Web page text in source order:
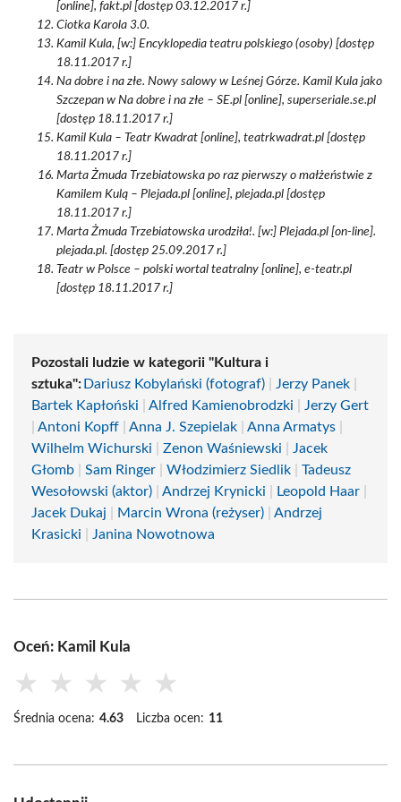
[online], fakt.pl [dostęp 03.12.2017 r.]
Ciotka Karola 3.0.
Kamil Kula, [w:] Encyklopedia teatru polskiego (osoby) [dostęp
18.11.2017 r.]
Na dobre i na złe. Nowy salowy w Leśnej Górze. Kamil Kula jako
Szczepan w Na dobre i na złe – SE.pl [online], superseriale.se.pl
[dostęp 18.11.2017 r.]
Kamil Kula – Teatr Kwadrat [online], teatrkwadrat.pl [dostęp
18.11.2017 r.]
Marta Żmuda Trzebiatowska po raz pierwszy o małżeństwie z
Kamilem Kulą – Plejada.pl [online], plejada.pl [dostęp
18.11.2017 r.]
Marta Żmuda Trzebiatowska urodziła!. [w:] Plejada.pl [on-line].
plejada.pl. [dostęp 25.09.2017 r.]
Teatr w Polsce – polski wortal teatralny [online], e-teatr.pl
[dostęp 18.11.2017 r.]
Pozostali ludzie w kategorii "Kultura i
sztuka": Dariusz Kobylański (fotograf) Jerzy Panek
Bartek Kapłoński
Alfred Kamienobrodzki
Jerzy Gert
Antoni Kopff Anna J. Szepielak Anna Armatys
Wilhelm Wichurski
Zenon Waśniewski
Jacek
Głomb
Sam Ringer Włodzimierz Siedlik
Tadeusz
Wesołowski (aktor)
Andrzej Krynicki Leopold Haar
Jacek Dukaj
Marcin Wrona (reżyser)
Andrzej
Krasicki
Janina Nowotnowa
Oceń: Kamil Kula
★ ★ ★ ★ ★
Średnia ocena: 4.63 Liczba ocen: 11